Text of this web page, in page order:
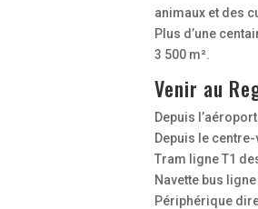
animaux et des
Plus d’une
3 500 m².
Venir au
Depuis
Depuis le
Tram ligne T1
Navette bus
Périphérique